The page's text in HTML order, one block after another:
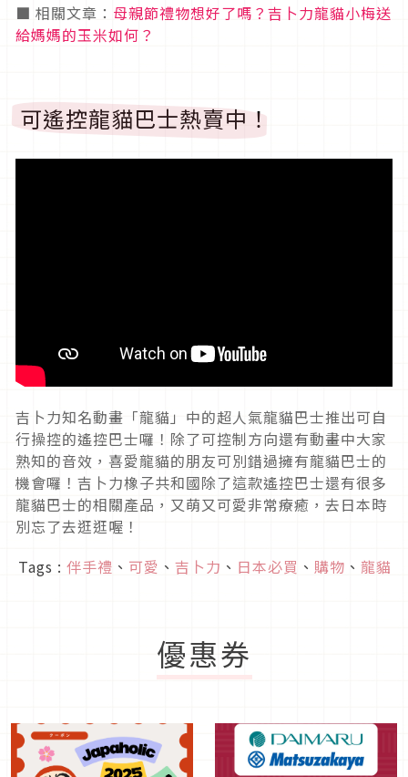
■ 相關文章： 母親節禮物想好了嗎？吉卜力龍貓小梅送
給媽媽的玉米如何？
可遙控龍貓巴士熱賣中！
吉卜力知名動畫「龍貓」中的超人氣龍貓巴士推出可自
行操控的遙控巴士囉！除了可控制方向還有動畫中大家
熟知的音效，喜愛龍貓的朋友可別錯過擁有龍貓巴士的
機會囉！吉卜力橡子共和國除了這款遙控巴士還有很多
龍貓巴士的相關產品，又萌又可愛非常療癒，去日本時
別忘了去逛逛喔！
Tags : 伴手禮 、 可愛 、 吉卜力 、 日本必買 、 購物 、 龍貓
優惠券